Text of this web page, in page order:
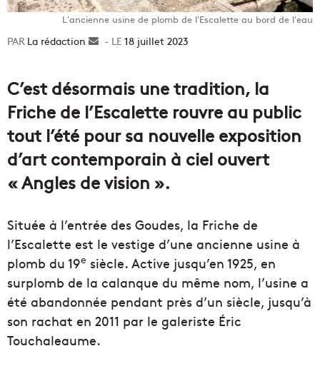
L'ancienne usine de plomb de l'Escalette au bord de l'eau
La rédaction
Envoyer18 juillet 2023
C’est désormais une tradition, la
Friche de l’Escalette rouvre au public
tout l’été pour sa nouvelle exposition
d’art contemporain à ciel ouvert
« Angles de vision ».
Située à l’entrée des Goudes, la Friche de
l’Escalette est le vestige d’une ancienne usine à
plomb du 19e siècle. Active jusqu’en 1925, en
surplomb de la calanque du même nom, l’usine a
été abandonnée pendant près d’un siècle, jusqu’à
son rachat en 2011 par le galeriste Éric
Touchaleaume.